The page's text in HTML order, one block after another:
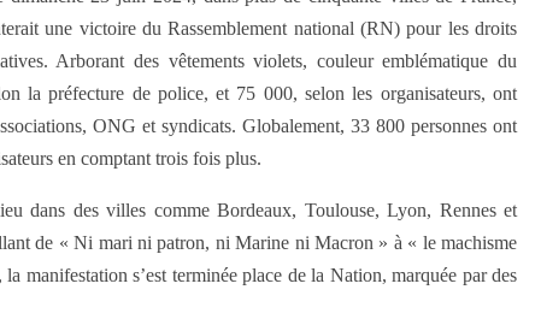
une victoire du Rassemblement national (RN) pour les droits
Arborant des vêtements violets, couleur emblématique du
la préfecture de police, et 75 000, selon les organisateurs, ont
ONG et syndicats. Globalement, 33 800 personnes ont
en comptant trois fois plus.
dans des villes comme Bordeaux, Toulouse, Lyon, Rennes et
de « Ni mari ni patron, ni Marine ni Macron » à « le machisme
manifestation s’est terminée place de la Nation, marquée par des